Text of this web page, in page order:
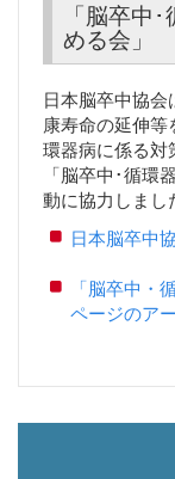
「脳卒中
める会」
日本脳卒中協
康寿命の延伸
環器病に係る対
「脳卒中･循環
動に協力しまし
日本脳卒中
「脳卒中・
ページのア